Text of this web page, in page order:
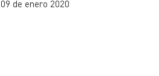
09 de enero 2020